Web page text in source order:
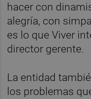
hacer con
alegría, con
es lo que Viver
director gerente.
La entidad
los problemas